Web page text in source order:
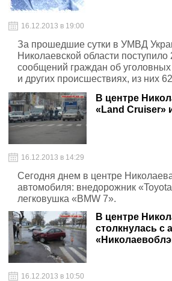
16.12.2013 в 19:00
За прошедшие сутки в УМВД
Николаевской области поступило
сообщений граждан об
и других происшествиях, из них
уголовных преступлений.
В центре
«Land Cruiser»
16.12.2013 в 14:29
Сегодня днем в центре
автомобиля: внедорожник
легковушка «BMW 7».
В центре
столкнулась с
16.12.2013 в 10:50